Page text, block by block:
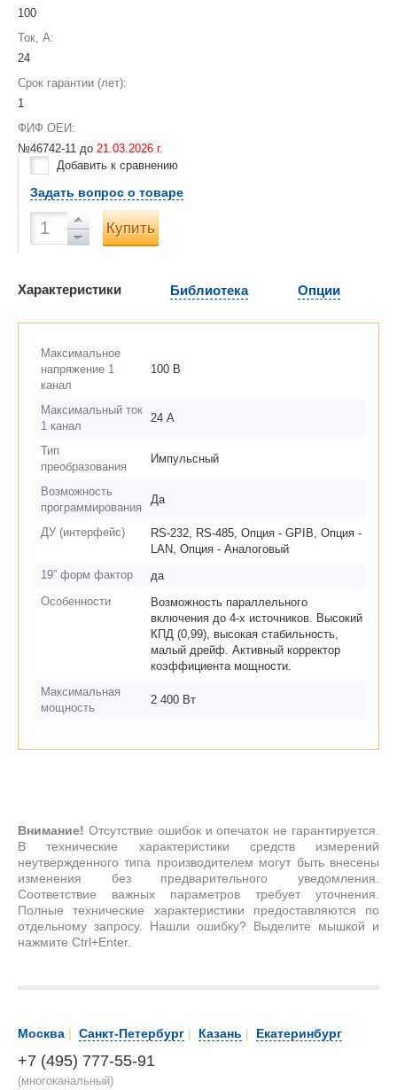
100
Ток, А:
24
Срок гарантии (лет):
1
ФИФ ОЕИ:
№46742-11 до 21.03.2026 г.
Добавить к сравнению
Задать вопрос о товаре
Купить
Характеристики Библиотека Опции
Максимальное
напряжение 1
канал
100 В
Максимальный ток
1 канал
24 А
Тип
преобразования
Импульсный
Возможность
программирования
Да
ДУ (интерфейс)
RS-232, RS-485, Опция - GPIB, Опция -
LAN, Опция - Аналоговый
19” форм фактор
да
Особенности
Возможность параллельного
включения до 4-х источников. Высокий
КПД (0,99), высокая стабильность,
малый дрейф. Активный корректор
коэффициента мощности.
Максимальная
мощность
2 400 Вт
Внимание! Отсутствие ошибок и опечаток не гарантируется.
В технические характеристики средств измерений
неутвержденного типа производителем могут быть внесены
изменения без предварительного уведомления.
Соответствие важных параметров требует уточнения.
Полные технические характеристики предоставляются по
отдельному запросу. Нашли ошибку? Выделите мышкой и
нажмите Ctrl+Enter.
Москва | Санкт-Петербург | Казань | Екатеринбург
+7 (495) 777-55-91
(многоканальный)